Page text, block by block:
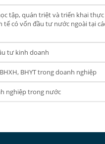
tập, quán triệt và triển khai
có vốn đầu tư nước ngoài tại
tư kinh doanh
BHYT trong doanh nghiệp
nghiệp trong nước